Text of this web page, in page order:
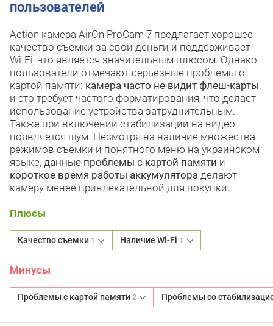
пользователей
Action камера AirOn ProCam 7 предлагает хорошее
качество съемки за свои деньги и поддерживает
Wi-Fi, что является значительным плюсом. Однако
пользователи отмечают серьезные проблемы с
картой памяти: камера часто не видит флеш-карты,
и это требует частого форматирования, что делает
использование устройства затруднительным.
Также при включении стабилизации на видео
появляется шум. Несмотря на наличие множества
режимов съемки и понятного меню на украинском
языке, данные проблемы с картой памяти и
короткое время работы аккумулятора делают
камеру менее привлекательной для покупки.
Плюсы
Качество съемки 1 Наличие Wi-Fi 1
Минусы
Проблемы с картой памяти 2 Проблемы со